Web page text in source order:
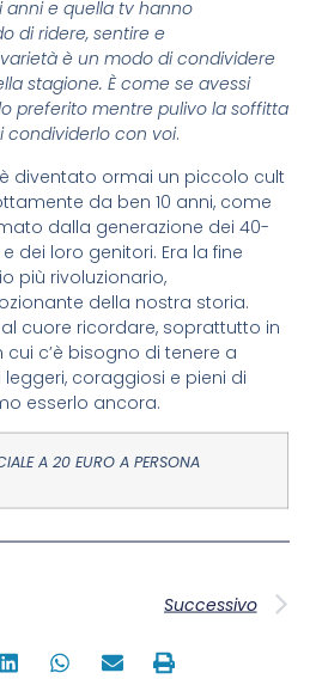
anni e quella tv hanno
di ridere, sentire e
è un modo di condividere
stagione. È come se avessi
preferito mentre pulivo la soffitta
condividerlo con voi.
è diventato ormai un piccolo cult
da ben 10 anni, come
dalla generazione dei 40-
dei loro genitori. Era la fine
più rivoluzionario,
della nostra storia.
cuore ricordare, soprattutto in
c’è bisogno di tenere a
coraggiosi e pieni di
esserlo ancora.
A 20 EURO A PERSONA
Successivo